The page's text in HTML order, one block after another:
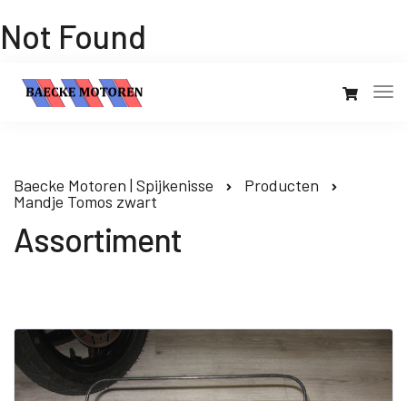
Not Found
Baecke Motoren | Spijkenisse
Producten
Mandje Tomos zwart
Assortiment